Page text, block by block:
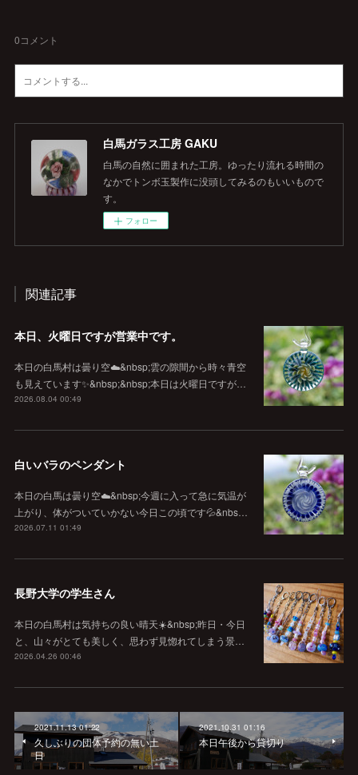
0コメント
白馬ガラス工房 GAKU
白馬の自然に囲まれた工房。ゆったり流れる時間の
なかでトンボ玉製作に没頭してみるのもいいもので
す。
フォロー
関連記事
本日、火曜日ですが営業中です。
本日の白馬村は曇り空☁️&nbsp;雲の隙間から時々青空
も見えています✨&nbsp;&nbsp;本日は火曜日ですが…
2026.08.04 00:49
白いバラのペンダント
本日の白馬は曇り空☁️&nbsp;今週に入って急に気温が
上がり、体がついていかない今日この頃です💦&nbs…
2026.07.11 01:49
長野大学の学生さん
本日の白馬村は気持ちの良い晴天☀️&nbsp;昨日・今日
と、山々がとても美しく、思わず見惚れてしまう景…
2026.04.26 00:46
2021.11.13 01:22
久しぶりの団体予約の無い土
日
2021.10.31 01:16
本日午後から貸切り